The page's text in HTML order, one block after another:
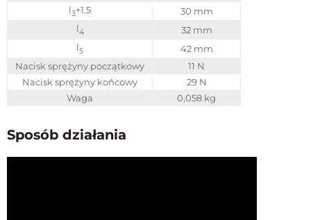
l3+1.5
30 mm
l4
32 mm
l5
42 mm
Nacisk sprężyny początkowy
11 N
Nacisk sprężyny końcowy
29 N
Waga
0,058 kg
Sposób działania